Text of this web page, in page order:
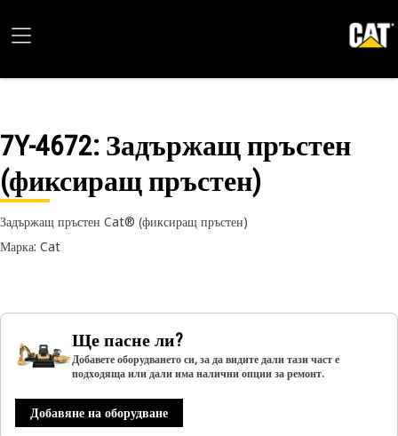
7Y-4672: Задържащ пръстен
(фиксиращ пръстен)
Задържащ пръстен Cat® (фиксиращ пръстен)
Марка: Cat
Ще пасне ли?
Добавете оборудването си, за да видите дали тази част е
подходяща или дали има налични опции за ремонт.
Добавяне на оборудване